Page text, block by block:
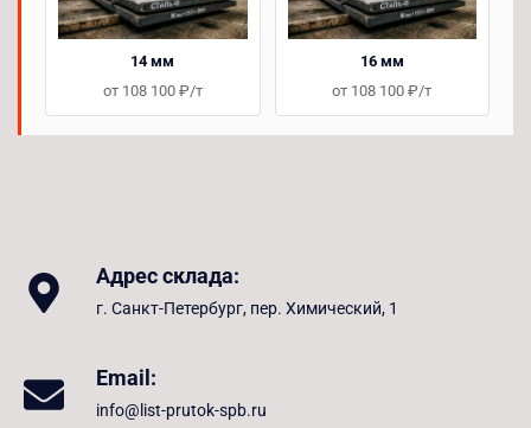
14 мм
от 108 100 ₽/т
16 мм
от 108 100 ₽/т
Адрес склада:
г. Санкт-Петербург, пер. Химический, 1
Email:
info@list-prutok-spb.ru